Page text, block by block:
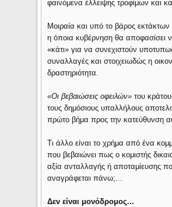
φαινόμενα έλλειψης τροφίμων και
Μοιραία και υπό το βάρος
η όποια κυβέρνηση θα αποφασίσει
«κάτι» για να συνεχιστούν
συναλλαγές και στοιχειωδώς η
δραστηριότητα.
«Οι βεβαιώσεις οφειλών» του
τους δημόσιους υπαλλήλους
πρώτο βήμα προς την κατεύθυνση
Τι άλλο είναι το χρήμα από ένα
που βεβαιώνει πως ο κομιστής
αξία ανταλλαγής ή αποταμίευσης
αναγράφεται πάνω;...
Δεν είναι μονόδρομος...